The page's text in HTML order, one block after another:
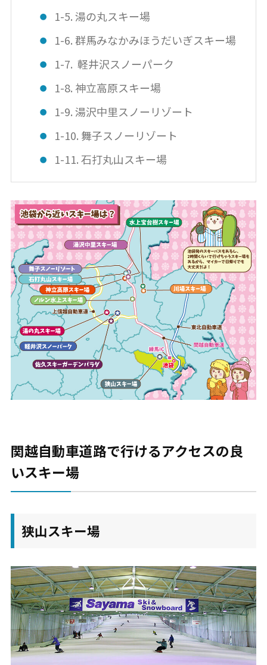
1-5. 湯の丸スキー場
1-6. 群馬みなかみほうだいぎスキー場
1-7. 軽井沢スノーパーク
1-8. 神立高原スキー場
1-9. 湯沢中里スノーリゾート
1-10. 舞子スノーリゾート
1-11. 石打丸山スキー場
関越自動車道路で行けるアクセスの良
いスキー場
狭山スキー場